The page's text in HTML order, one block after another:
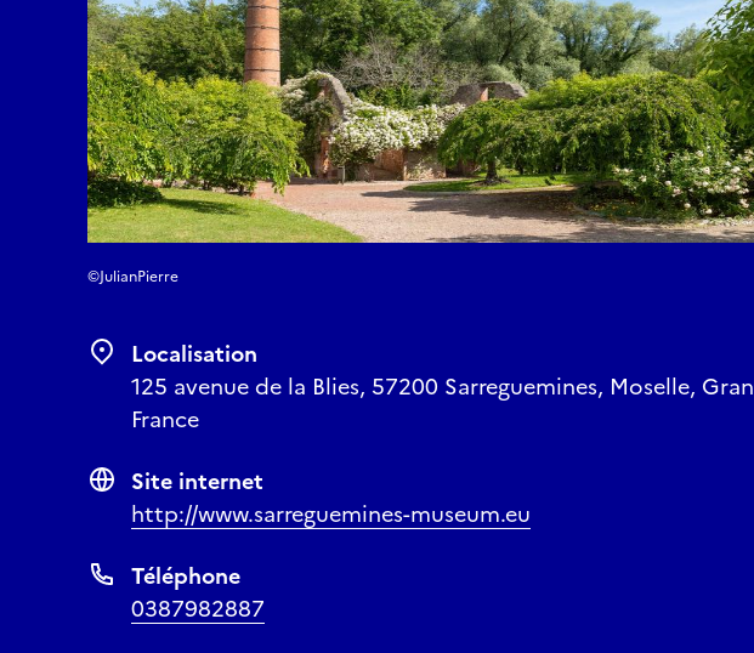
©JulianPierre
Localisation
125 avenue de la Blies, 57200 Sarreguemines, Moselle,
France
Site internet
http://www.sarreguemines-museum.eu
Téléphone
0387982887